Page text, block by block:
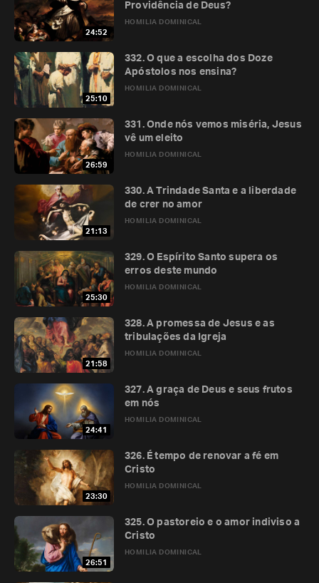
24:52
HOMILIA DOMINICAL
Providência de Deus?
25:10
HOMILIA DOMINICAL
332. O que a escolha dos Doze
Apóstolos nos ensina?
26:59
HOMILIA DOMINICAL
331. Onde nós vemos miséria, Jesus
vê um eleito
21:13
HOMILIA DOMINICAL
330. A Trindade Santa e a liberdade
de crer no amor
25:30
HOMILIA DOMINICAL
329. O Espírito Santo supera os
erros deste mundo
21:58
HOMILIA DOMINICAL
328. A promessa de Jesus e as
tribulações da Igreja
24:41
HOMILIA DOMINICAL
327. A graça de Deus e seus frutos
em nós
23:30
HOMILIA DOMINICAL
326. É tempo de renovar a fé em
Cristo
26:51
HOMILIA DOMINICAL
325. O pastoreio e o amor indiviso a
Cristo